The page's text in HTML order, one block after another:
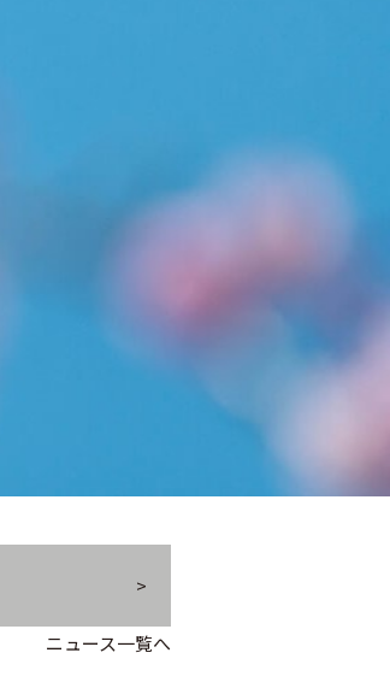
ニュース一覧へ